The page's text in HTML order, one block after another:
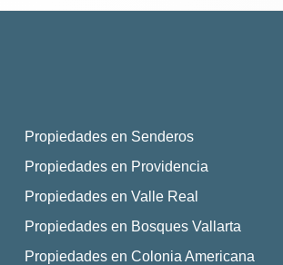
Propiedades en Senderos
Propiedades en Providencia
Propiedades en Valle Real
Propiedades en Bosques Vallarta
Propiedades en Colonia Americana